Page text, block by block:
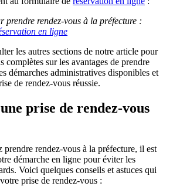
prendre rendez-vous à la préfecture :
en ligne
les autres sections de notre article pour
complètes sur les avantages de prendre
démarches administratives disponibles et
de rendez-vous réussie.
prise de rendez-vous
prendre rendez-vous à la préfecture, il est
démarche en ligne pour éviter les
Voici quelques conseils et astuces qui
prise de rendez-vous :